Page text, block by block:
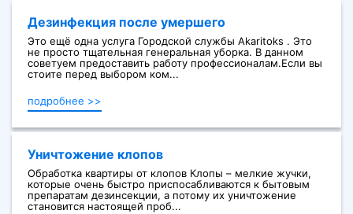
Дезинфекция после умершего
Это ещё одна услуга Городской службы Akaritoks . Это
не просто тщательная генеральная уборка. В данном
советуем предоставить работу профессионалам.Если вы
стоите перед выбором ком...
подробнее >>
Уничтожение клопов
Обработка квартиры от клопов Клопы – мелкие жучки,
которые очень быстро приспосабливаются к бытовым
препаратам дезинсекции, а потому их уничтожение
становится настоящей проб...